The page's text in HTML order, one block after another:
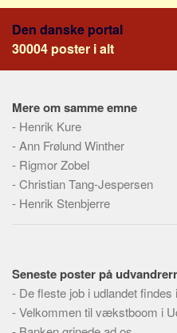
Kilder
Om
Forhistorien
Redigering
Tekstannoncer
Bannere
Hjælp
Den danske portal
30004 poster i alt
Mere om samme emne
- Henrik Kure
-Ann Frølund Winther
- Rigmor Zobel
-Christian Tang-Jespersen
- Henrik Stenbjerre
Seneste poster på
- De fleste job i udlandet
-Velkommen til vækstboom i